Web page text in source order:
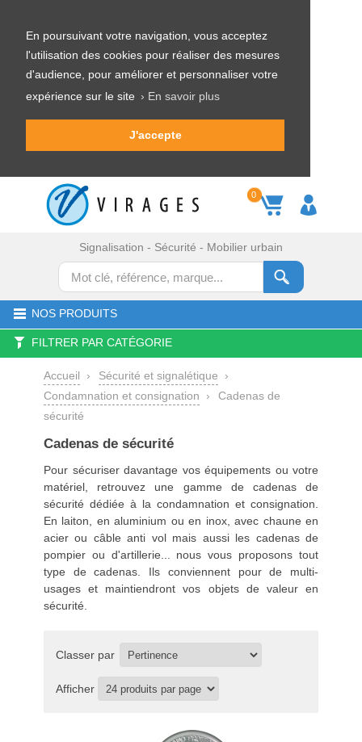
En poursuivant votre navigation, vous acceptez
l'utilisation des cookies pour réaliser des mesures
d'audience, pour améliorer et personnaliser votre
expérience sur le site › En savoir plus
J'accepte
0
Signalisation - Sécurité - Mobilier urbain
NOS PRODUITS
FILTRER PAR CATÉGORIE
Accueil › Sécurité et signalétique
›
Condamnation et consignation
›
Cadenas de
sécurité
Cadenas de sécurité
Pour sécuriser davantage vos équipements ou votre
matériel, retrouvez une gamme de cadenas de
sécurité dédiée à la condamnation et consignation
En laiton, en aluminium ou en inox, avec chaune en
acier ou câble anti vol mais aussi les cadenas de
pompier ou d'artillerie... nous vous proposons tout
type de cadenas. Ils conviennent pour de multi-
usages et maintiendront vos objets de valeur en
sécurité.
Classer par
Afficher